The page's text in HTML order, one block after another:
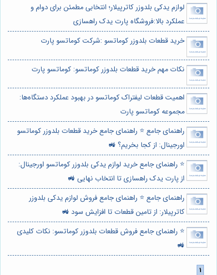
لوازم یدکی بلدوزر کاترپیلار؛ انتخابی مطمئن برای دوام و
عملکرد بالا:فروشگاه پارت یدک راهسازی
خرید قطعات بلدوزر کوماتسو :شرکت کوماتسو پارت
نکات مهم خرید قطعات بلدوزر کوماتسو: کوماتسو پارت
اهمیت قطعات لیفتراک کوماتسو در بهبود عملکرد دستگاه‌ها:
مجموعه کوماتسو پارت
راهنمای جامع ⭐️ راهنمای جامع خرید قطعات بلدوزر کوماتسو
اورجینال: از کجا بخریم؟ 🚜
⭐️ راهنمای جامع خرید لوازم یدکی بلدوزر کوماتسو اورجینال:
از پارت یدک راهسازی تا انتخاب نهایی 🚜
راهنمای جامع ⭐️ راهنمای جامع فروش لوازم یدکی بلدوزر
کاترپیلار: از تامین قطعات تا افزایش سود 🚜
⭐️ راهنمای جامع فروش قطعات بلدوزر کوماتسو: نکات کلیدی
🚜